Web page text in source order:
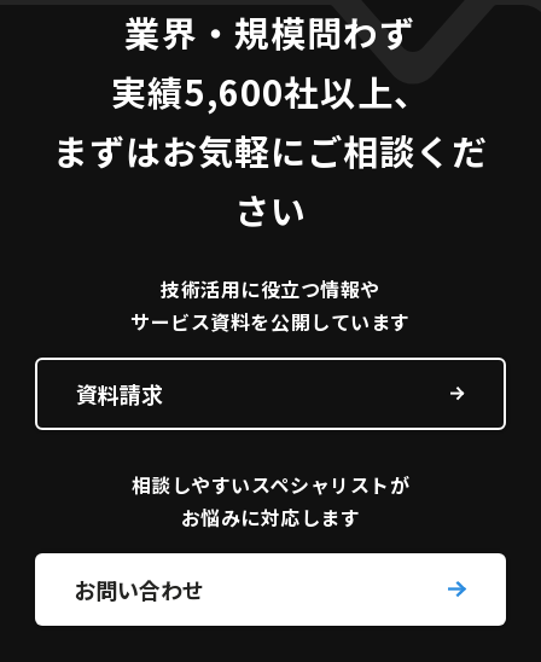
業界・規模問わず
実績5,600社以上、
まずはお気軽にご相談くだ
さい
技術活用に役立つ情報や
サービス資料を公開しています
資料請求
相談しやすいスペシャリストが
お悩みに対応します
お問い合わせ